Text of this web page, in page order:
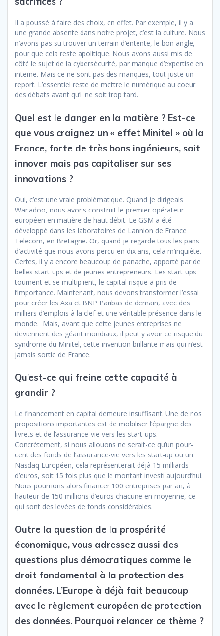
Il a poussé à faire des choix, en effet. Par exemple, il y a
une grande absente dans notre projet, c’est la culture. Nous
n’avons pas su trouver un terrain d’entente, le bon angle,
pour que cela reste apolitique. Nous avons aussi mis de
côté le sujet de la cybersécurité, par manque d’expertise en
interne. Mais ce ne sont pas des manques, tout juste un
report. L’essentiel reste de mettre le numérique au coeur
des débats avant qu’il ne soit trop tard.
Quel est le danger en la matière ? Est-ce
que vous craignez un « effet Minitel » où la
France, forte de très bons ingénieurs, sait
innover mais pas capitaliser sur ses
innovations ?
Oui, c’est une vraie problématique. Quand je dirigeais
Wanadoo, nous avons construit le premier opérateur
européen en matière de haut débit. Le GSM a été
développé dans les laboratoires de Lannion de France
Telecom, en Bretagne. Or, quand je regarde tous les pans
d’activité que nous avons perdu en dix ans, cela m’inquiète.
Certes, il y a encore beaucoup de panache, apporté par de
belles start-ups et de jeunes entrepreneurs. Les start-ups
tournent et se multiplient, le capital risque a pris de
l’importance. Maintenant, nous devons transformer l’essai
pour créer les Axa et BNP Paribas de demain, avec des
milliers d’emplois à la clef et une véritable présence dans le
monde. Mais, avant que cette jeunes entreprises ne
deviennent des géant mondiaux, il peut y avoir ce risque du
syndrome du Minitel, cette invention brillante mais qui n’est
jamais sortie de France.
Qu’est-ce qui freine cette capacité à
grandir ?
Le financement en capital demeure insuffisant. Une de nos
propositions importantes est de mobiliser l’épargne des
livrets et de l’assurance-vie vers les start-ups.
Concrètement, si nous allouons ne serait-ce qu’un pour-
cent des fonds de l’assurance-vie vers les start-up ou un
Nasdaq Européen, cela représenterait déjà 15 milliards
d’euros, soit 15 fois plus que le montant investi aujourd’hui.
Nous pourrions alors financer 100 entreprises par an, à
hauteur de 150 millions d’euros chacune en moyenne, ce
qui sont des levées de fonds considérables.
Outre la question de la prospérité
économique, vous adressez aussi des
questions plus démocratiques comme le
droit fondamental à la protection des
données. L’Europe à déjà fait beaucoup
avec le règlement européen de protection
des données. Pourquoi relancer ce thème ?